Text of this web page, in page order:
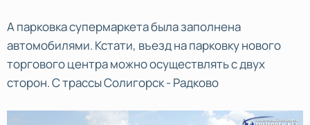
А парковка супермаркета была заполнена
автомобилями. Кстати, въезд на парковку нового
торгового центра можно осуществлять с двух
сторон. С трассы Солигорск - Радково